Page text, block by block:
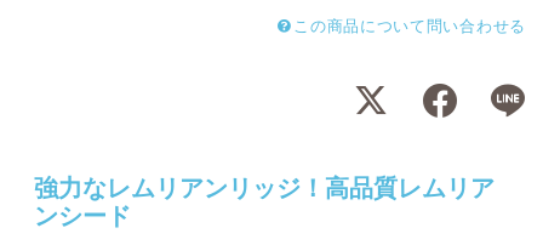
この商品について問い合わせる
強力なレムリアンリッジ！高品質レムリア
ンシード